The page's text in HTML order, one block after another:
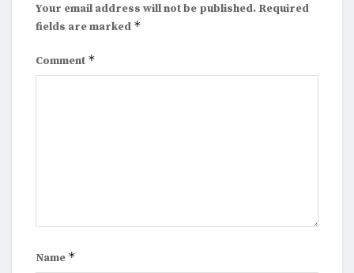
Your email address will not be published. Required
fields are marked *
Comment *
Name *